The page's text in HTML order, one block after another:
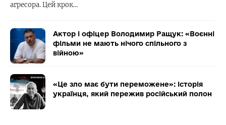
агресора. Цей крок…
Актор і офіцер Володимир Ращук: «Воєнні
фільми не мають нічого спільного з
війною»
«Це зло має бути переможене»: історія
українця, який пережив російський полон